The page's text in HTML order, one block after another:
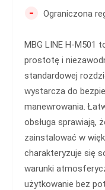
- Ograniczona
MBG LINE H-M501
prostotę i
standardowej
wystarcza do
manewrowania.
obsługa sprawiają,
zainstalować w
charakteryzuje się
warunki
użytkowanie bez